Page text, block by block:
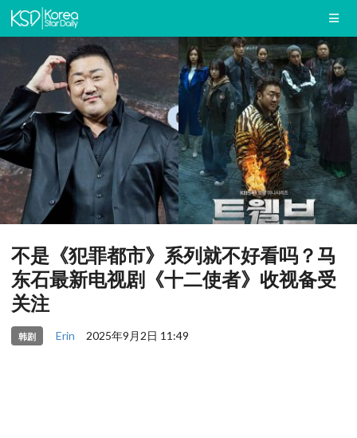
不是《犯罪都市》系列就不好看吗？马
东石最新电视剧《十二使者》收视备受
关注
韩剧 Erin 2025年9月2日 11:49